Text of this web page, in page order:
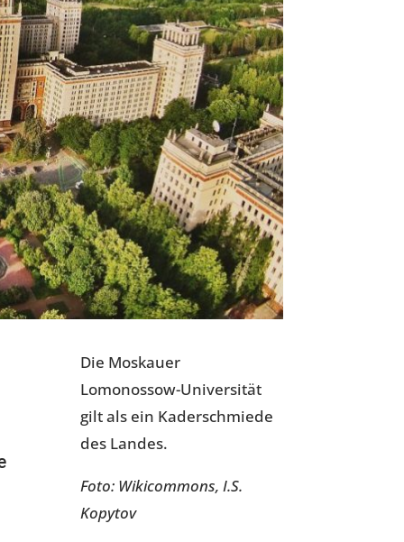
Die Moskauer
Lomonossow-Universität
gilt als ein Kaderschmiede
des Landes.
Foto: Wikicommons, I.S.
Kopytov